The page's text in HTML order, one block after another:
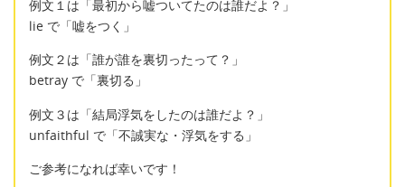
例文１は「最初から嘘ついてたのは誰だよ？」
lie で「嘘をつく」
例文２は「誰が誰を裏切ったって？」
betray で「裏切る」
例文３は「結局浮気をしたのは誰だよ？」
unfaithful で「不誠実な・浮気をする」
ご参考になれば幸いです！